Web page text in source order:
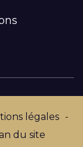
légales -
du site